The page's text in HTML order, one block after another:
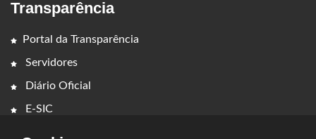
Transparência
Portal da Transparência
Servidores
Diário Oficial
E-SIC